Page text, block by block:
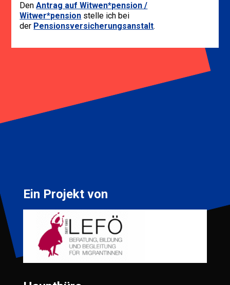
DenAntrag auf Witwen*pension /
Witwer*pension stelle ich bei
der Pensionsversicherungsanstalt.
Ein Projekt von